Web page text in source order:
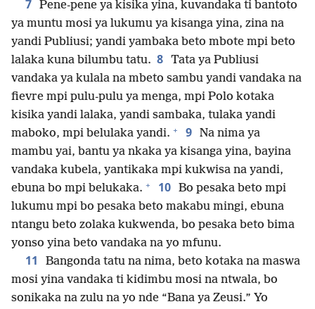
7 Pene-pene ya kisika yina, kuvandaka ti bantoto
ya muntu mosi ya lukumu ya kisanga yina, zina na
yandi Publiusi; yandi yambaka beto mbote mpi beto
lalaka kuna bilumbu tatu. 8 Tata ya Publiusi
vandaka ya kulala na mbeto sambu yandi vandaka na
fievre mpi pulu-pulu ya menga, mpi Polo kotaka
kisika yandi lalaka, yandi sambaka, tulaka yandi
maboko, mpi belulaka yandi. + 9 Na nima ya
mambu yai, bantu ya nkaka ya kisanga yina, bayina
vandaka kubela, yantikaka mpi kukwisa na yandi,
ebuna bo mpi belukaka. + 10 Bo pesaka beto mpi
lukumu mpi bo pesaka beto makabu mingi, ebuna
ntangu beto zolaka kukwenda, bo pesaka beto bima
yonso yina beto vandaka na yo mfunu.
11
Bangonda tatu na nima, beto kotaka na maswa
mosi yina vandaka ti kidimbu mosi na ntwala, bo
sonikaka na zulu na yo nde “Bana ya Zeusi.” Yo